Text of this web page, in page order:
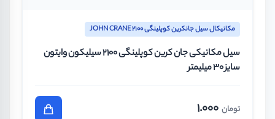
مکانیکال سیل جانکرین کوپلینگی JOHN CRANE 2100
سیل مکانیکی جان کرین کوپلینگی 2100 سیلیکون وایتون
سایز 30 میلیمتر
تومان 1.000